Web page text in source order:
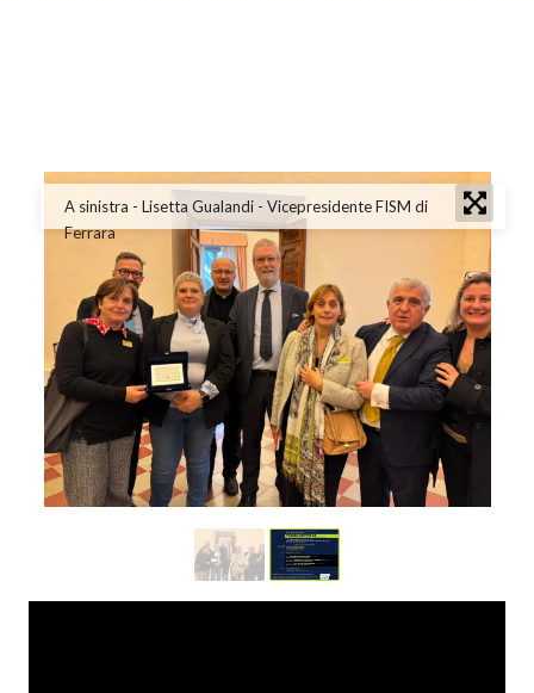
A sinistra - Lisetta Gualandi - Vicepresidente FISM di
Ferrara